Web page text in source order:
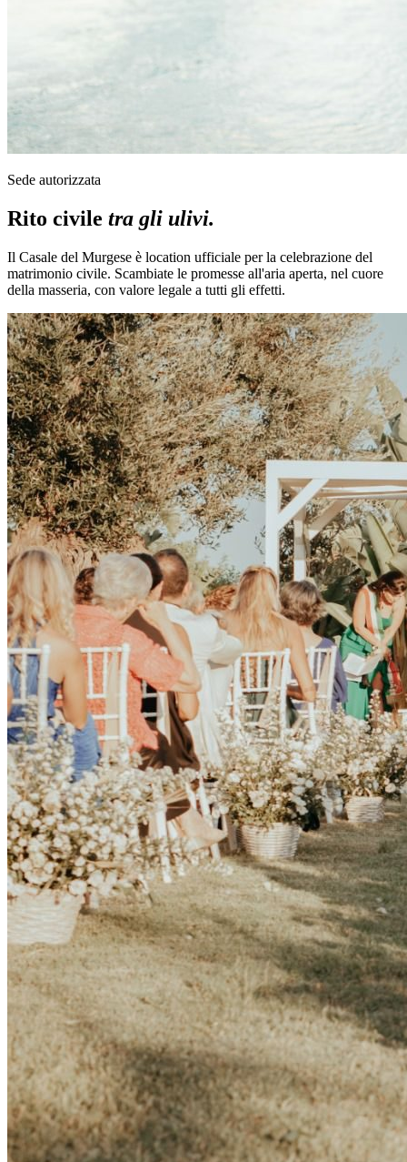
Sede autorizzata
Rito civile tra gli ulivi.
Il Casale del Murgese è location ufficiale per la celebrazione del
matrimonio civile. Scambiate le promesse all'aria aperta, nel cuore
della masseria, con valore legale a tutti gli effetti.